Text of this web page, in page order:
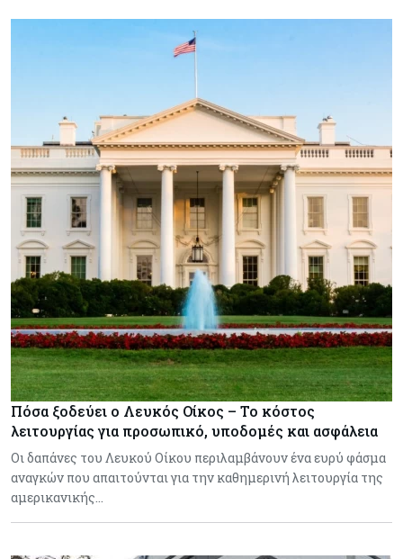
Πόσα ξοδεύει ο Λευκός Οίκος – Το κόστος
λειτουργίας για προσωπικό, υποδομές και ασφάλεια
Οι δαπάνες του Λευκού Οίκου περιλαμβάνουν ένα ευρύ φάσμα
αναγκών που απαιτούνται για την καθημερινή λειτουργία της
αμερικανικής…